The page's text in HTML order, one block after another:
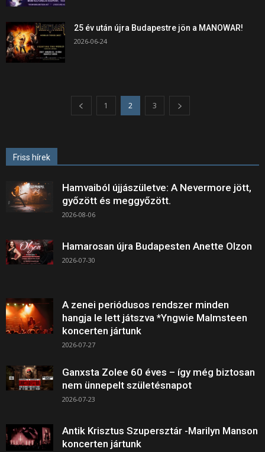
25 év után újra Budapestre jön a MANOWAR!
2026-06-24
1 2 3
Friss hírek
Hamvaiból újjászületve: A Nevermore jött,
győzött és meggyőzött.
2026-08-06
Hamarosan újra Budapesten Anette Olzon
2026-07-30
A zenei periódusos rendszer minden
hangja le lett játszva *Yngwie Malmsteen
koncerten jártunk
2026-07-27
Ganxsta Zolee 60 éves – így még biztosan
nem ünnepelt születésnapot
2026-07-23
Antik Krisztus Szupersztár -Marilyn Manson
koncerten jártunk